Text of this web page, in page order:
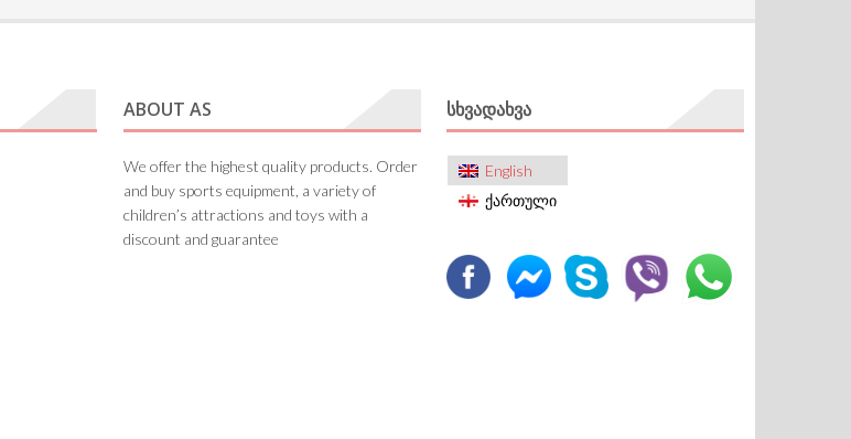
ABOUT AS
We offer the highest quality products. Order
and buy sports equipment, a variety of
children’s attractions and toys with a
discount and guarantee
ᲡᲮᲕᲐᲓᲐᲮᲕᲐ
English
ქართული